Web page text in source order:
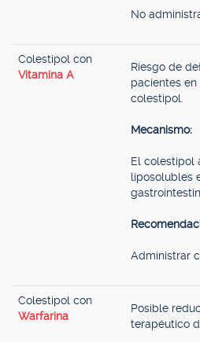
No
Colestipol con
Vitamina A
Riesgo de
pacientes
colestipol.
Mecanismo:
El colestipol
liposolubles
Administrar
Colestipol con
Warfarina
Posible
terapéutico